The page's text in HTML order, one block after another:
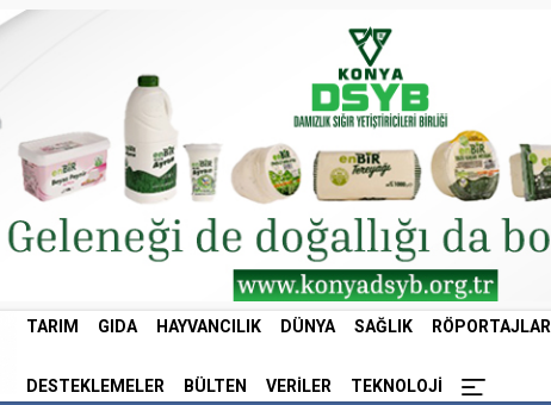
TARIM GIDA HAYVANCILIK DÜNYA SAĞLIK RÖPORTAJLAR
DESTEKLEMELER BÜLTEN VERILER
TEKNOLOJI